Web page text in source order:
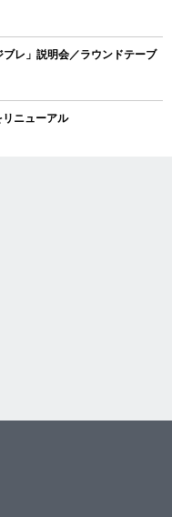
レ」説明会／ラウンドテーブ
ニューアル